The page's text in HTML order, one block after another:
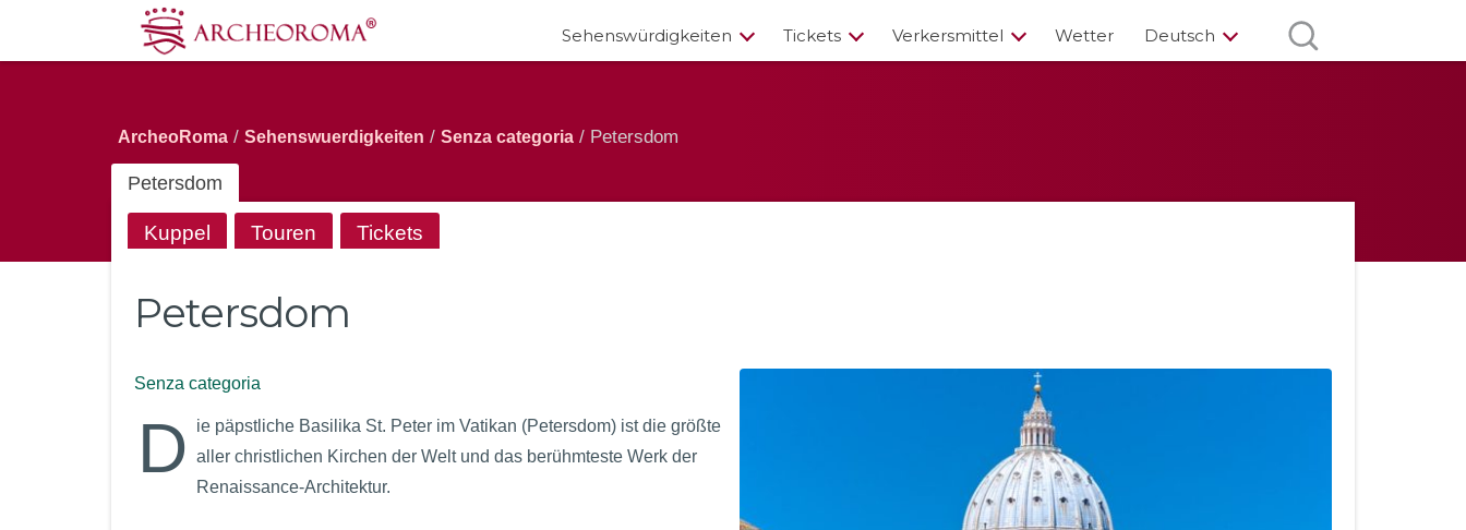
Sehenswürdigkeiten Tickets Verkersmittel Wetter Deutsch
ArcheoRoma / Sehenswuerdigkeiten / Senza categoria / Petersdom
Petersdom
Kuppel Touren Tickets
Petersdom
Senza categoria
D
ie päpstliche Basilika St. Peter im Vatikan (Petersdom) ist die größte
aller christlichen Kirchen der Welt und das berühmteste Werk der
Renaissance-Architektur.